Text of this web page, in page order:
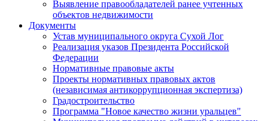
Выявление правообладателей ранее учтенных
объектов недвижимости
Документы
Устав муниципального округа Сухой Лог
Реализация указов Президента Российской
Федерации
Нормативные правовые акты
Проекты нормативных правовых актов
(независимая антикоррупционная экспертиза)
Градостроительство
Программа "Новое качество жизни уральцев"